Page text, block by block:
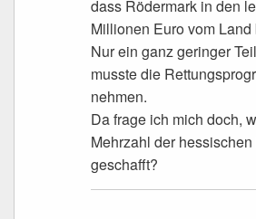
dass Rödermark in den
Millionen Euro vom Land
Nur ein ganz geringer
musste die
nehmen.
Da frage ich mich doch,
Mehrzahl der
geschafft?